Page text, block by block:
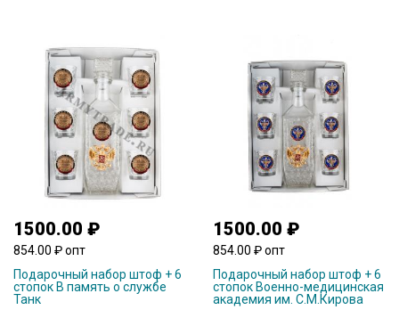
1500.00 ₽
854.00 ₽ опт
Подарочный набор штоф + 6
стопок В память о службе
Танк
1500.00 ₽
854.00 ₽ опт
Подарочный набор штоф + 6
стопок Военно-медицинская
академия им. С.М.Кирова